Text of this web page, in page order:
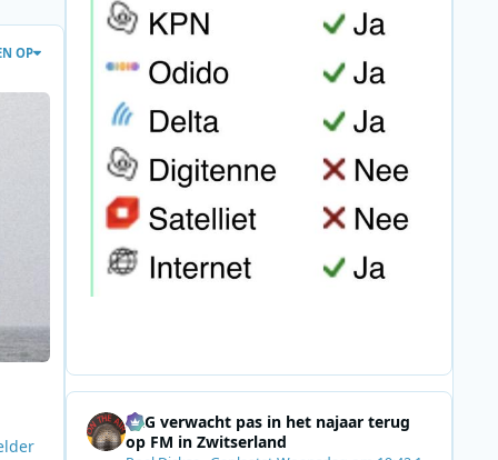
OP
nippertje
SRG verwacht pas in het najaar terug
op FM in Zwitserland